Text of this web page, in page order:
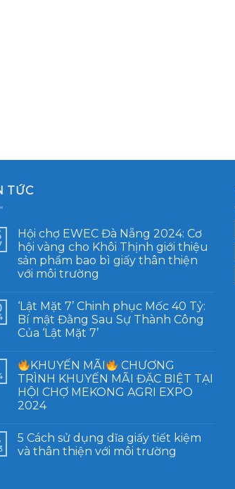
TỨC
Hội chợ EWEC Đà Nẵng 2024: Cơ
hội vàng cho Khôi Thịnh giới thiệu
sản phẩm bao bì giấy thân thiện
với môi trường
‘Lật Mặt 7’ Chinh phục Mốc 40 Tỷ:
Bí mật Đằng Sau Sự Thành Công
Của ‘Lật Mặt 7’
KHUYẾN MÃI
CHƯƠNG
TRÌNH KHUYẾN MÃI ĐẶC BIỆT TẠI
HỘI CHỢ MEKONG AGRI EXPO
2024
5 Cách sử dụng dĩa giấy tiết kiệm
và thân thiện với môi trường